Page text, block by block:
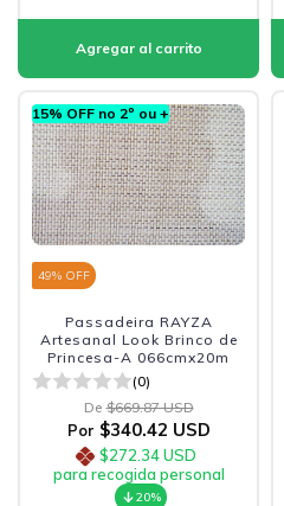
15% OFF no 2º ou +
49% OFF
Passadeira RAYZA
Artesanal Look Brinco de
Princesa-A 066cmx20m
(0)
De $669.87 USD
Por $340.42 USD
$272.34 USD
para recogida personal
20%